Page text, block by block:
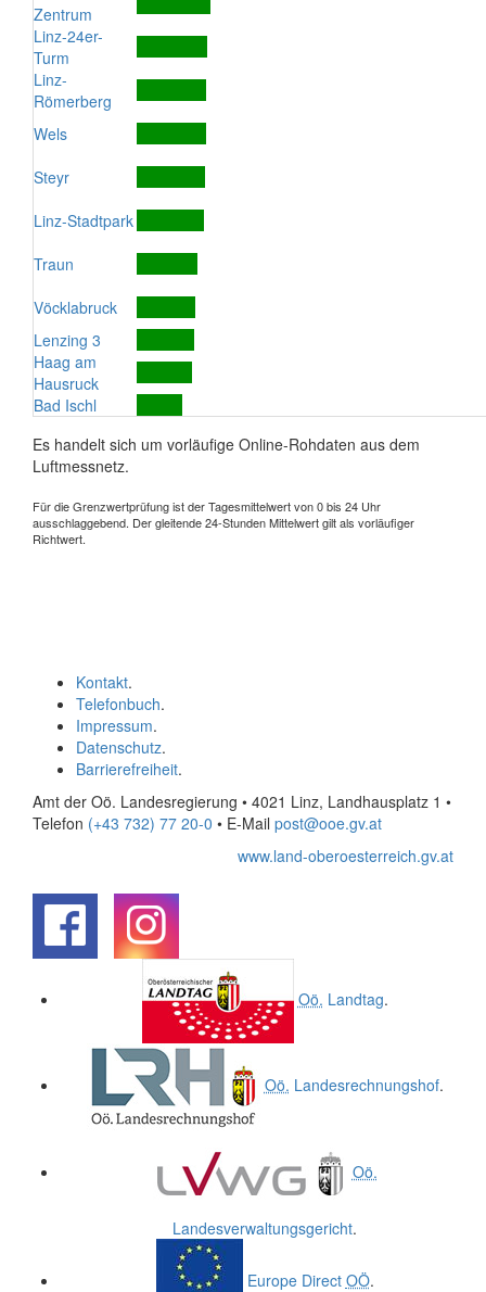
Zentrum
Linz-24er-
Turm
Linz-
Römerberg
Wels
Steyr
Linz-Stadtpark
Traun
Vöcklabruck
Lenzing 3
Haag am
Hausruck
Bad Ischl
Es handelt sich um vorläufige Online-Rohdaten aus dem
Luftmessnetz.
Für die Grenzwertprüfung ist der Tagesmittelwert von 0 bis 24 Uhr
ausschlaggebend. Der gleitende 24-Stunden Mittelwert gilt als vorläufiger
Richtwert.
Kontakt.
Telefonbuch.
Impressum.
Datenschutz.
Barrierefreiheit.
Amt der Oö. Landesregierung • 4021 Linz, Landhausplatz 1 •
Telefon (+43 732) 77 20-0 • E-Mail post@ooe.gv.at
www.land-oberoesterreich.gv.at
Oö. Landtag.
Oö. Landesrechnungshof.
Oö.
Landesverwaltungsgericht.
Europe Direct OÖ.